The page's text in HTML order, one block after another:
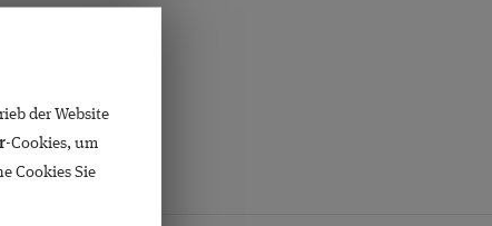
der Website
-Cookies, um
Cookies Sie